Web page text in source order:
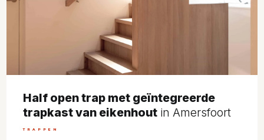
Half open trap met geïntegreerde
trapkast van eikenhoutin Amersfoort
TRAPPEN